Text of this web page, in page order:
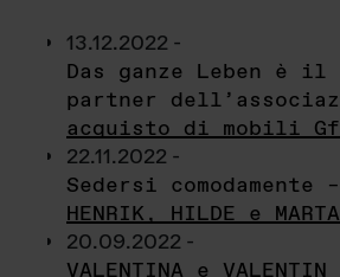
13.12.2022 -
Das ganze Leben è il
partner
acquisto di mobili
22.11.2022 -
Sedersi comodamente –
HENRIK, HILDE e MARTA
20.09.2022 -
VALENTINA e